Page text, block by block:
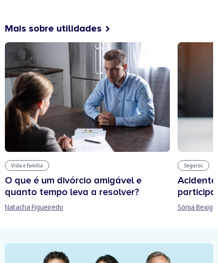
Mais sobre utilidades
Vida e família
O que é um divórcio amigável e
quanto tempo leva a resolver?
Natacha Figueiredo
Seguros
Sónia Bexiga